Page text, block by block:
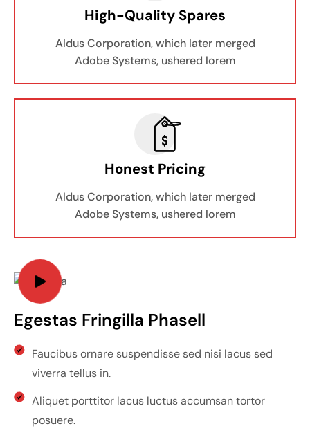
High-Quality Spares
Aldus Corporation, which later merged
Adobe Systems, ushered lorem
Honest Pricing
Aldus Corporation, which later merged
Adobe Systems, ushered lorem
Egestas Fringilla Phasell
Faucibus ornare suspendisse sed nisi lacus sed
viverra tellus in.
Aliquet porttitor lacus luctus accumsan tortor
posuere.